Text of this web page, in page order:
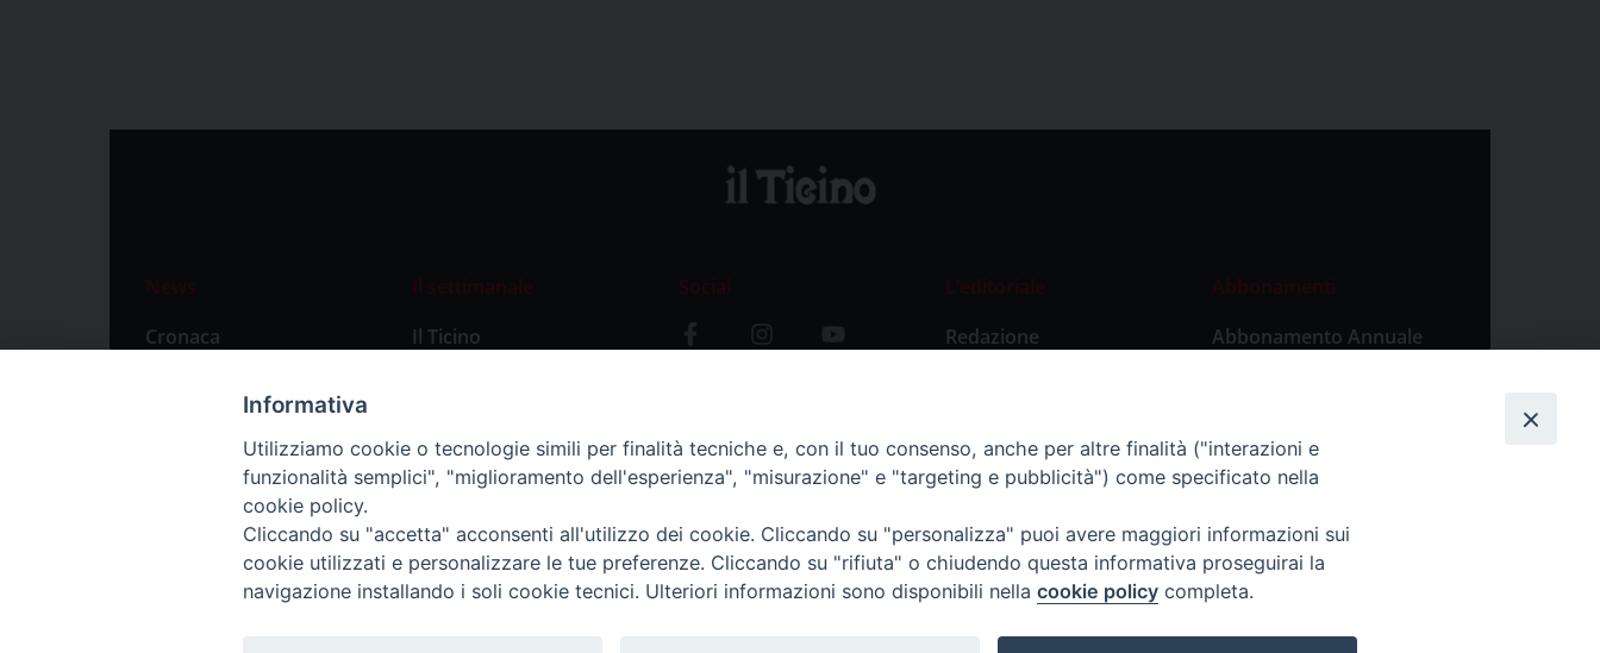
News
Cronaca
Primo Piano
Il settimanale
Il Ticino
Social
L’editoriale
Redazione
Abbonamenti
Abbonamento Annuale
Abbonamento Singola
Informativa
Utilizziamo cookie o tecnologie simili per finalità tecniche e, con il tuo consenso, anche per altre finalità ("interazioni e
funzionalità semplici", "miglioramento dell'esperienza", "misurazione" e "targeting e pubblicità") come specificato nella
cookie policy.
Cliccando su "accetta" acconsenti all'utilizzo dei cookie. Cliccando su "personalizza" puoi avere maggiori informazioni sui
cookie utilizzati e personalizzare le tue preferenze. Cliccando su "rifiuta" o chiudendo questa informativa proseguirai la
navigazione installando i soli cookie tecnici. Ulteriori informazioni sono disponibili nella cookie policy completa.